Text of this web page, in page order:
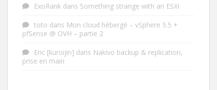
ExoRank dans Something strange with an ESXi
toto dans Mon cloud hébergé – vSphere 5.5 +
pfSense @ OVH – partie 2
Eric [kuroijin] dans Nakivo backup & replication,
prise en main